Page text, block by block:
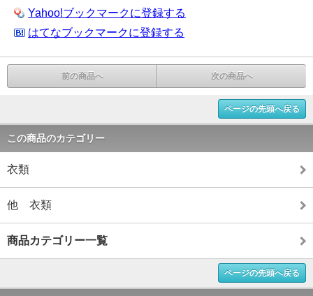
Yahoo!ブックマークに登録する
はてなブックマークに登録する
前の商品へ 次の商品へ
ページの先頭へ戻る
この商品のカテゴリー
衣類
他 衣類
商品カテゴリー一覧
ページの先頭へ戻る